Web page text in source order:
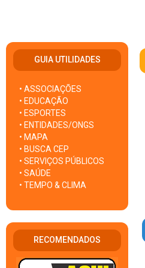
GUIA UTILIDADES
• ASSOCIAÇÕES
• EDUCAÇÃO
• ESPORTES
• ENTIDADES/ONGS
• MAPA
• BUSCA CEP
• SERVIÇOS PÚBLICOS
• SAÚDE
• TEMPO & CLIMA
RECOMENDADOS